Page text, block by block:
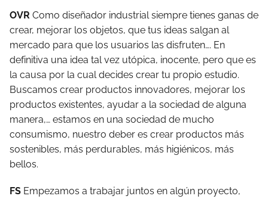
OVR Como diseñador industrial siempre tienes ganas de
crear, mejorar los objetos, que tus ideas salgan al
mercado para que los usuarios las disfruten…. En
definitiva una idea tal vez utópica, inocente, pero que es
la causa por la cual decides crear tu propio estudio.
Buscamos crear productos innovadores, mejorar los
productos existentes, ayudar a la sociedad de alguna
manera,… estamos en una sociedad de mucho
consumismo, nuestro deber es crear productos más
sostenibles, más perdurables, más higiénicos, más
bellos.
FS Empezamos a trabajar juntos en algún proyecto,